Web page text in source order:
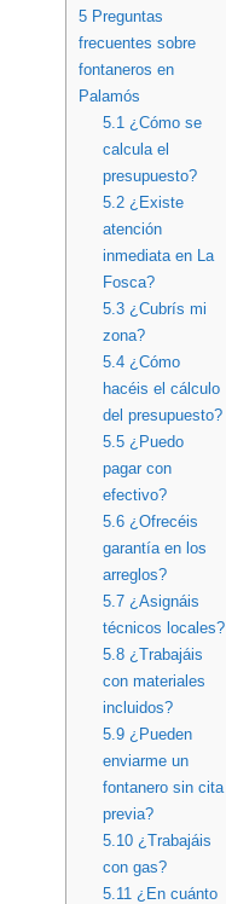
5 Preguntas
frecuentes sobre
fontaneros en
Palamós
5.1 ¿Cómo se
calcula el
presupuesto?
5.2¿Existe
atención
inmediata en La
Fosca?
5.3¿Cubrís mi
zona?
5.4¿Cómo
hacéis el cálculo
del presupuesto?
5.5¿Puedo
pagar con
efectivo?
5.6¿Ofrecéis
garantía en los
arreglos?
5.7¿Asignáis
técnicos locales?
5.8¿Trabajáis
con materiales
incluidos?
5.9¿Pueden
enviarme un
fontanero sin cita
previa?
5.10¿Trabajáis
con gas?
5.11 ¿En cuánto